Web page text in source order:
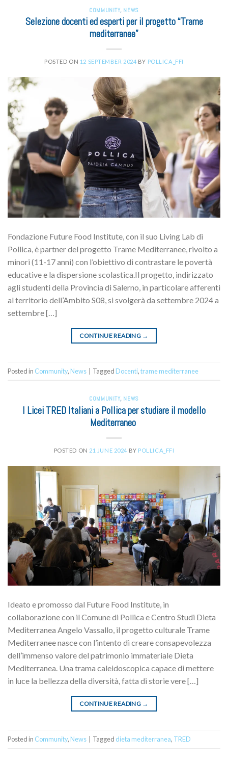
COMMUNITY, NEWS
Selezione docenti ed esperti per il progetto “Trame
mediterranee”
POSTED ON 12 SEPTEMBER 2024 BY POLLICA_FFI
Fondazione Future Food Institute, con il suo Living Lab di
Pollica, è partner del progetto Trame Mediterranee, rivolto a
minori (11-17 anni) con l’obiettivo di contrastare le povertà
educative e la dispersione scolastica.Il progetto, indirizzato
agli studenti della Provincia di Salerno, in particolare afferenti
al territorio dell’Ambito S08, si svolgerà da settembre 2024 a
settembre […]
CONTINUE READING →
Posted in Community, News | Tagged Docenti,trame mediterranee
COMMUNITY, NEWS
I Licei TRED Italiani a Pollica per studiare il modello
Mediterraneo
POSTED ON 21 JUNE 2024 BY POLLICA_FFI
Ideato e promosso dal Future Food Institute, in
collaborazione con il Comune di Pollica e Centro Studi Dieta
Mediterranea Angelo Vassallo, il progetto culturale Trame
Mediterranee nasce con l’intento di creare consapevolezza
dell’immenso valore del patrimonio immateriale Dieta
Mediterranea. Una trama caleidoscopica capace di mettere
in luce la bellezza della diversità, fatta di storie vere […]
CONTINUE READING →
Posted in Community, News Tagged dieta mediterranea, TRED